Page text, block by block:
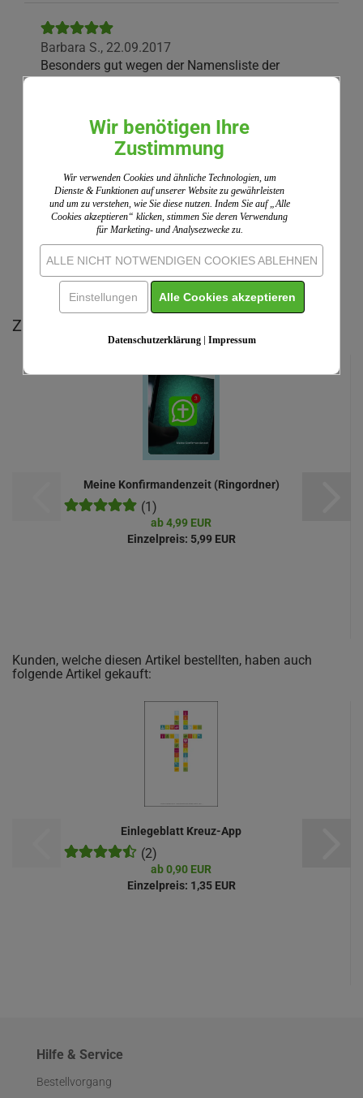
Barbara S., 22.09.2017
Besonders gut wegen der Namensliste der
Wir nutzen ShopVote als unabhängigen Dienstleister
für die Einholung von Bewertungen. ShopVote hat
Maßnahmen getroffen, um sicherzustellen, dass es
sich um echte Bewertungen handelt.Mehr
Informationen
IHRE MEINUNG
Zu diesem Produkt empfehlen wir Ihnen:
Meine Konfirmandenzeit (Ringordner)
(1)
ab 4,99 EUR
Einzelpreis: 5,99 EUR
Kunden, welche diesen Artikel bestellten, haben auch
folgende Artikel gekauft:
Einlegeblatt Kreuz-App
(2)
ab 0,90 EUR
Einzelpreis: 1,35 EUR
Hilfe & Service
Bestellvorgang
Wir benötigen Ihre
Zustimmung
Wir verwenden Cookies und ähnliche Technologien, um
Dienste & Funktionen auf unserer Website zu gewährleisten
und um zu verstehen, wie Sie diese nutzen. Indem Sie auf „Alle
Cookies akzeptieren“ klicken, stimmen Sie deren Verwendung
für Marketing- und Analysezwecke zu.
ALLE NICHT NOTWENDIGEN COOKIES ABLEHNEN
Einstellungen Alle Cookies akzeptieren
Datenschutzerklärung| Impressum